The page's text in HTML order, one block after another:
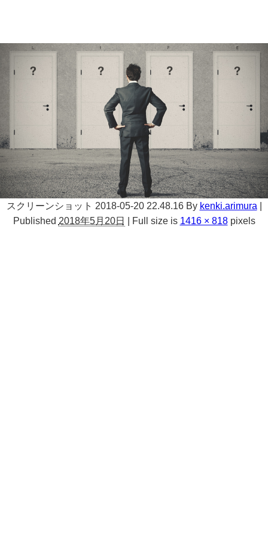
スクリーンショット 2018-05-20 22.48.16 By kenki.arimura
Published 2018年5月20日 Full size is 1416 × 818pixels